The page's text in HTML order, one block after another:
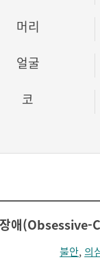
머리
얼굴
코
애
불안, 의